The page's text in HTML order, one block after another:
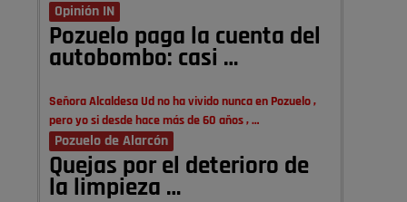
Opinión IN
Pozuelo paga la cuenta del
autobombo: casi …
Señora Alcaldesa Ud no ha vivido nunca en Pozuelo ,
pero yo si desde hace más de 60 años , …
Pozuelo de Alarcón
Quejas por el deterioro de
la limpieza …